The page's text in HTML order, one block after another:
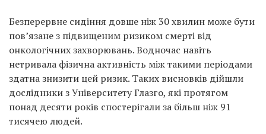
Безперервне сидіння довше ніж 30 хвилин може бути
пов’язане з підвищеним ризиком смерті від
онкологічних захворювань. Водночас навіть
нетривала фізична активність між такими періодами
здатна знизити цей ризик. Таких висновків дійшли
дослідники з Університету Глазго, які протягом
понад десяти років спостерігали за більш ніж 91
тисячею людей.